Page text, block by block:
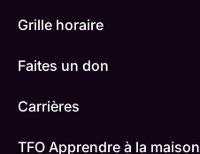
Grille horaire
Faites un don
Carrières
TFO Apprendre à la maison